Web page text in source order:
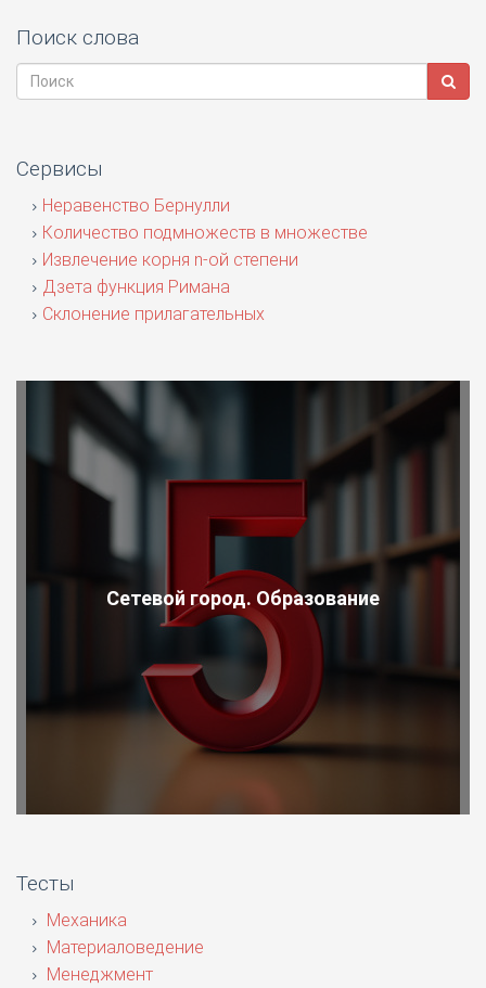
Поиск слова
Сервисы
Неравенство Бернулли
Количество подмножеств в множестве
Извлечение корня n-ой степени
Дзета функция Римана
Склонение прилагательных
Сетевой город. Образование
Тесты
Механика
Материаловедение
Менеджмент